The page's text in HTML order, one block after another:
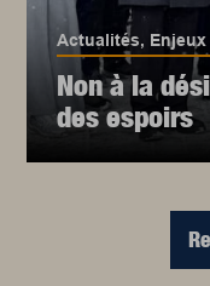
Actualités,
Non à la
des espoirs